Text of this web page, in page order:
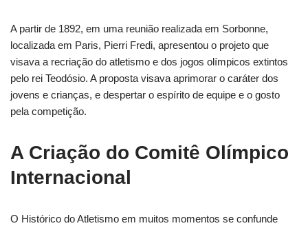
A partir de 1892, em uma reunião realizada em Sorbonne,
localizada em Paris, Pierri Fredi, apresentou o projeto que
visava a recriação do atletismo e dos jogos olímpicos extintos
pelo rei Teodósio. A proposta visava aprimorar o caráter dos
jovens e crianças, e despertar o espírito de equipe e o gosto
pela competição.
A Criação do Comitê Olímpico
Internacional
O Histórico do Atletismo em muitos momentos se confunde